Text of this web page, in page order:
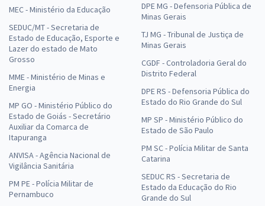
MEC - Ministério da Educação
SEDUC/MT - Secretaria de
Estado de Educação, Esporte e
Lazer do estado de Mato
Grosso
MME - Ministério de Minas e
Energia
MP GO - Ministério Público do
Estado de Goiás - Secretário
Auxiliar da Comarca de
Itapuranga
ANVISA - Agência Nacional de
Vigilância Sanitária
PM PE - Polícia Militar de
Pernambuco
DPE MG - Defensoria Pública de
Minas Gerais
TJ MG - Tribunal de Justiça de
Minas Gerais
CGDF - Controladoria Geral do
Distrito Federal
DPE RS - Defensoria Pública do
Estado do Rio Grande do Sul
MP SP - Ministério Público do
Estado de São Paulo
PM SC - Polícia Militar de Santa
Catarina
SEDUC RS - Secretaria de
Estado da Educação do Rio
Grande do Sul